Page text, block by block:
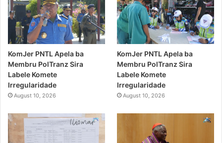
KomJer PNTL Apela ba
Membru PolTranz Sira
Labele Komete
Irregularidade
August 10, 2026
KomJer PNTL Apela ba
Membru PolTranz Sira
Labele Komete
Irregularidade
August 10, 2026